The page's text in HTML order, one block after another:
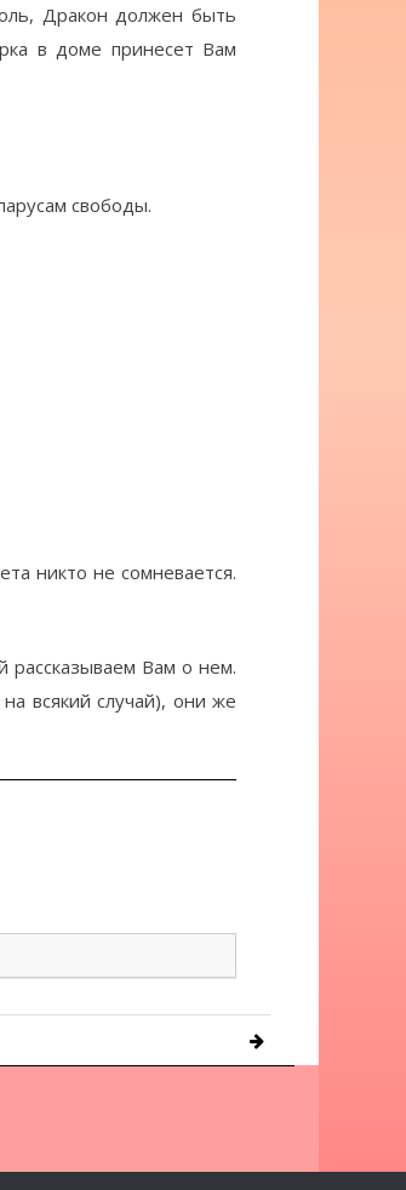
Дракон должен быть
в доме принесет Вам
свободы.
никто не сомневается.
рассказываем Вам о нем.
всякий случай), они же